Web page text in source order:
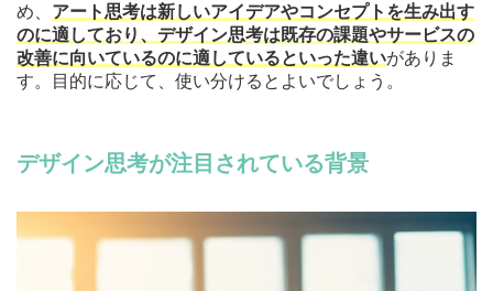
め、 アート思考は新しいアイデアやコンセプトを生み出す
のに適しており、デザイン思考は既存の課題やサービスの
改善に向いているのに適しているといった違いがありま
す。目的に応じて、使い分けるとよいでしょう。
デザイン思考が注目されている背景